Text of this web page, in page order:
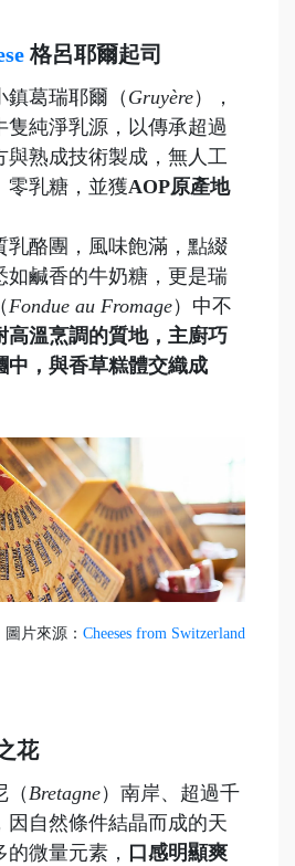
格呂耶爾起司
鎮葛瑞耶爾（ Gruyère），
隻純淨乳源，以傳承超過
與熟成技術製成，無人工
零乳糖，並獲AOP原產地
乳酪團，風味飽滿，點綴
如鹹香的牛奶糖，更是瑞
Fondue au Fromage）中不
高溫烹調的質地，主廚巧
中，與香草糕體交織成
圖片來源： Cheeses from Switzerland
花
（Bretagne）南岸、超過千
因自然條件結晶而成的天
微量元素， 口感明顯爽